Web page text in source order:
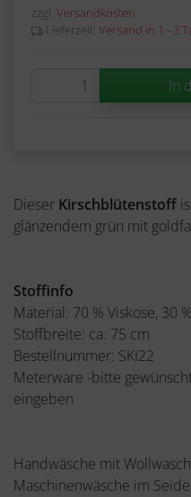
zzgl. Versandkosten
Lieferzeit: Versand in 1 - 3
In
Dieser Kirschblütenstoff
glänzendem grün mit
Stoffinfo
Material: 70 % Viskose, 30
Stoffbreite: ca. 75 cm
Bestellnummer: SKI22
Meterware -bitte
eingeben
Handwäsche mit
Maschinenwäsche im